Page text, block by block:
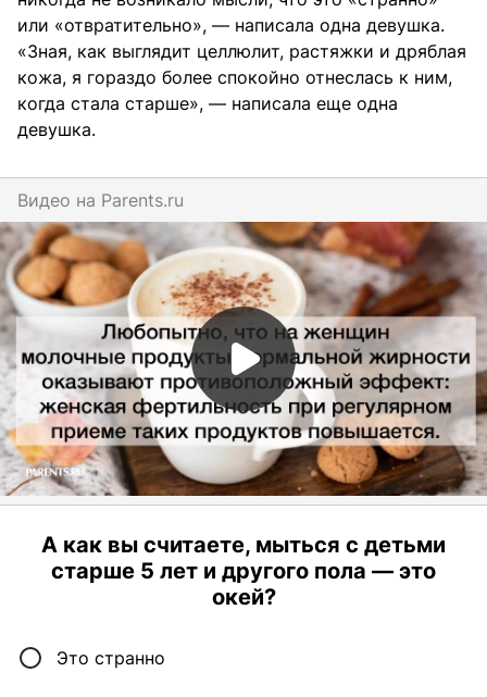
или «отвратительно», — написала одна девушка.
«Зная, как выглядит целлюлит, растяжки и дряблая
кожа, я гораздо более спокойно отнеслась к ним,
когда стала старше», — написала еще одна
девушка.
Видео на parents.ru
А как вы считаете, мыться с детьми
старше 5 лет и другого пола — это
окей?
Это странно